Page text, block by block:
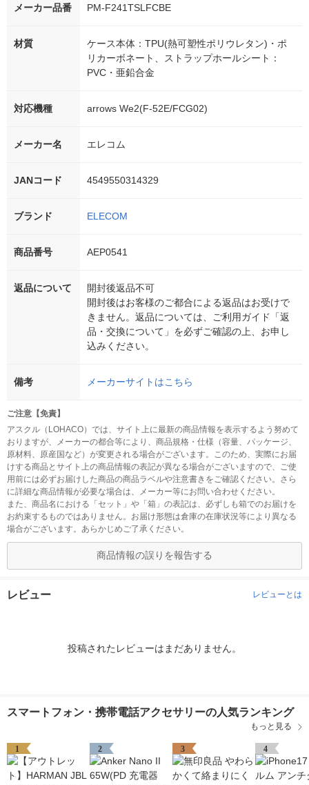
メーカー品番 PM-F241TSLFCBE
材質
ケース本体：TPU(熱可塑性ポリウレタン)・ポ
リカーボネート、ストラップホールシート：
PVC・亜鉛合金
対応機種 arrows We2(F-52E/FCG02)
メーカー名 エレコム
JANコード 4549550314329
ブランド ELECOM
商品番号 AEP0541
返品について
開封後返品不可
開封後はお客様のご都合による返品はお受けで
きません。返品については、ご利用ガイド「返
品・交換について」を必ずご確認の上、お申し
込みください。
備考 メーカーサイトはこちら
ご注意【免責】
アスクル（LOHACO）では、サイト上に最新の商品情報を表示するよう努めて
おりますが、メーカーの都合等により、商品規格・仕様（容量、パッケージ、
原材料、原産国など）が変更される場合がございます。このため、実際にお届
けする商品とサイト上の商品情報の表記が異なる場合がございますので、ご使
用前には必ずお届けした商品の商品ラベルや注意書きをご確認ください。さら
に詳細な商品情報が必要な場合は、メーカー等にお問い合わせください。
また、商品名における「セット」や「箱」の表記は、必ずしも箱でのお届けを
お約束するものではありません。お届け形態は倉庫の在庫状況等により異なる
場合がございます。あらかじめご了承ください。
商品情報の誤りを報告する
レビュー レビューとは
投稿されたレビューはまだありません。
スマートフォン・携帯電話アクセサリーの人気ランキング
もっと見る
1 2 3 4